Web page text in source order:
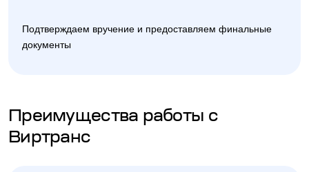
Подтверждаем вручение и предоставляем финальные
документы
Преимущества работы с
Виртранс